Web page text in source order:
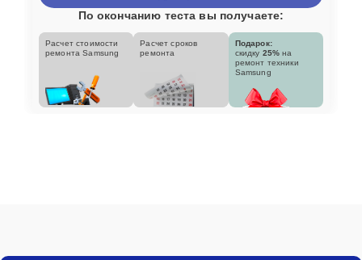
По окончанию теста вы получаете:
Расчет стоимости
ремонта Samsung
Расчет сроков
ремонта
Подарок:
скидку 25% на
ремонт техники
Samsung